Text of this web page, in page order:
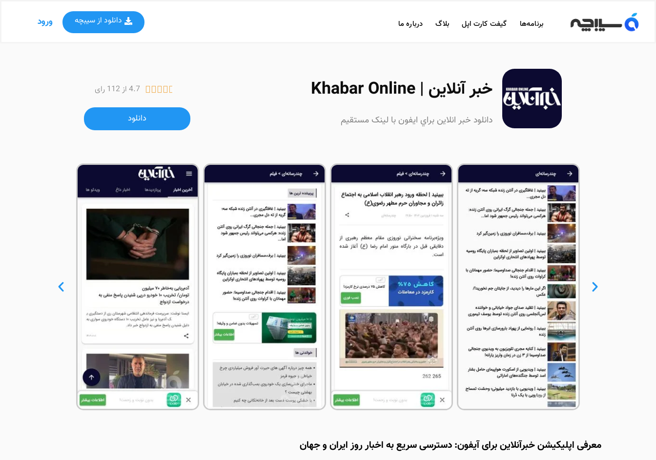
ورود دانلود از سیبچه برنامه‌ها گیفت کارت اپل بلاگ درباره ما
4.7 از 112 رای 
دانلود
خبر آنلاین | Khabar Online
دانلود خبر انلاین براي ايفون با لینک مستقیم
معرفی اپلیکیشن خبرآنلاین برای آیفون: دسترسی سریع به اخبار روز ایران و جهان